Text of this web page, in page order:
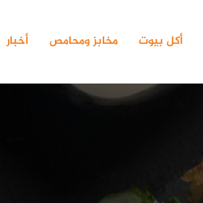
أكل بيوت مخابز ومحامص أخبار